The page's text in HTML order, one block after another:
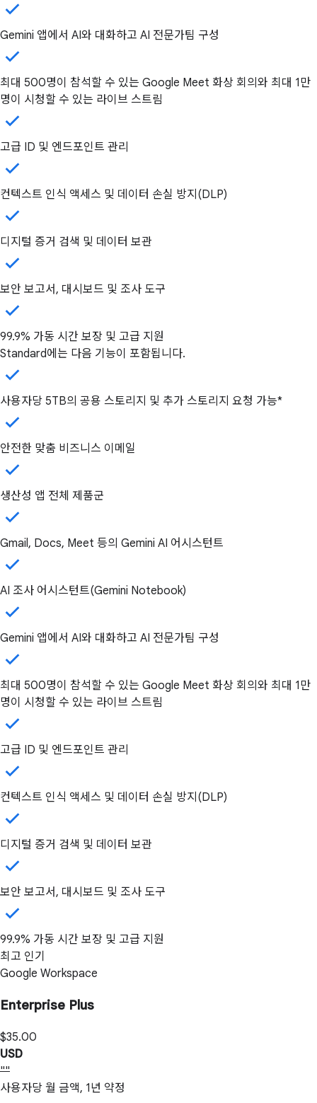
Gemini 앱에서 AI와 대화하고 AI 전문가팀 구성
최대 500명이 참석할 수 있는 Google Meet 화상 회의와 최대 1만
명이 시청할 수 있는 라이브 스트림
고급 ID 및 엔드포인트 관리
컨텍스트 인식 액세스 및 데이터 손실 방지(DLP)
디지털 증거 검색 및 데이터 보관
보안 보고서, 대시보드 및 조사 도구
99.9% 가동 시간 보장 및 고급 지원
Standard에는 다음 기능이 포함됩니다.
사용자당 5TB의 공용 스토리지 및 추가 스토리지 요청 가능*
안전한 맞춤 비즈니스 이메일
생산성 앱 전체 제품군
Gmail, Docs, Meet 등의 Gemini AI 어시스턴트
AI 조사 어시스턴트(Gemini Notebook)
Gemini 앱에서 AI와 대화하고 AI 전문가팀 구성
최대 500명이 참석할 수 있는 Google Meet 화상 회의와 최대 1만
명이 시청할 수 있는 라이브 스트림
고급 ID 및 엔드포인트 관리
컨텍스트 인식 액세스 및 데이터 손실 방지(DLP)
디지털 증거 검색 및 데이터 보관
보안 보고서, 대시보드 및 조사 도구
99.9% 가동 시간 보장 및 고급 지원
최고 인기
Google Workspace
Enterprise Plus
$35.00
USD
""
사용자당 월 금액, 1년 약정